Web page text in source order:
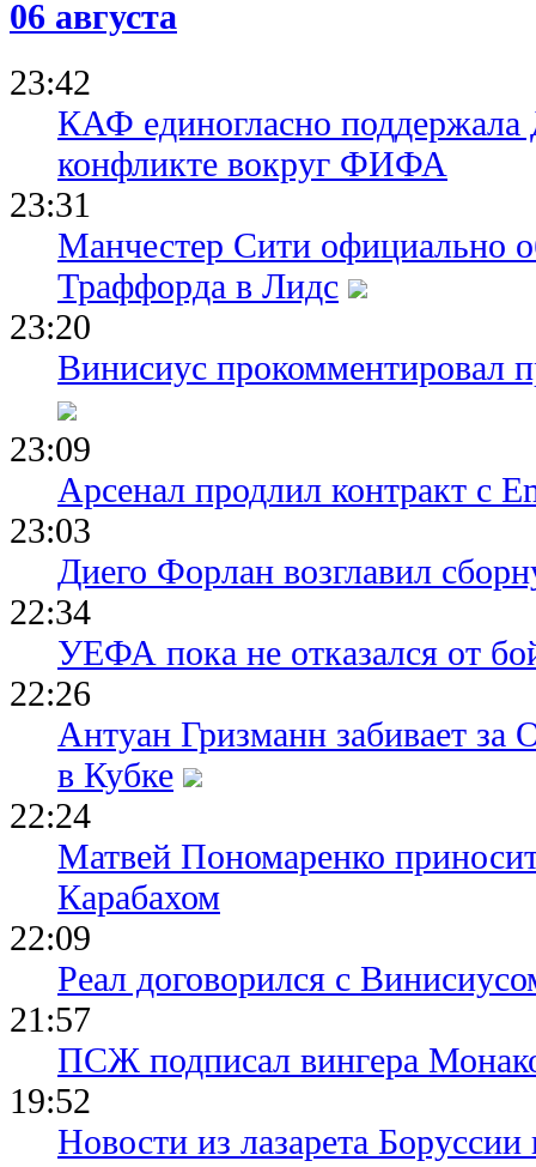
06 августа
23:42
КАФ единогласно
конфликте вокруг ФИФА
23:31
Манчестер Сити официально
Траффорда в Лидс
23:20
Винисиус прокомментировал
23:09
Арсенал продлил контракт с
23:03
Диего Форлан возглавил
22:34
УЕФА пока не отказался от
22:26
Антуан Гризманн забивает за
в Кубке
22:24
Матвей Пономаренко
Карабахом
22:09
Реал договорился с
21:57
ПСЖ подписал вингера
19:52
Новости из лазарета